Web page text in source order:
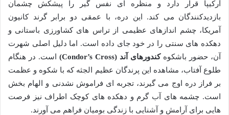
آرکیپا قرار دارد و منظره ای نفس گیر را پیشکش چشمان
بازدیدکنندگان می کند. این دره، با عمقی دو برابر گرند کانیون
آمریکا، چشم اندازهای عظیمی از تراس های کشاورزی باستانی و
دهکده های سنتی را در خود جای داده است. اما دلیل اصلی شهرت
آن، حضور باشکوهکندورهای آند (Condor’s Cross)
است. در هنگام
طلوع آفتاب، مشاهده این پرندگان عظیم الجثه که با شکوه و عظمت
بر فراز دره اوج می گیرند، تجربه ای فراموش نشدنی و الهام بخش
است. چشمه های آب گرم و دهکده های کوچک اطراف نیز فرصت
هایی برای آرامش و آشنایی با زندگی بومیان فراهم می آورند.